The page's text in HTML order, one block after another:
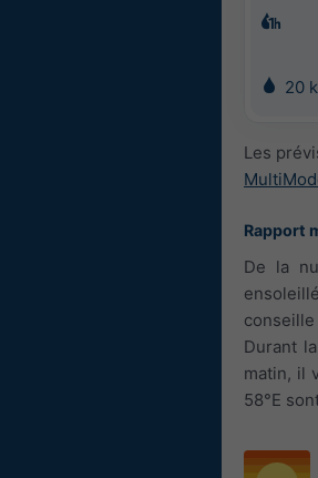
20
Les
Rapport
De la
Durant
matin, il
58°E